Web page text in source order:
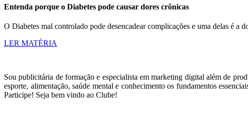
Entenda porque o Diabetes pode causar dores crônicas
O Diabetes mal controlado pode desencadear complicações e uma delas é
LER MATÉRIA
Sou publicitária de formação e especialista em marketing digital além de
esporte, alimentação, saúde mental e conhecimento os fundamentos
Participe! Seja bem vindo ao Clube!